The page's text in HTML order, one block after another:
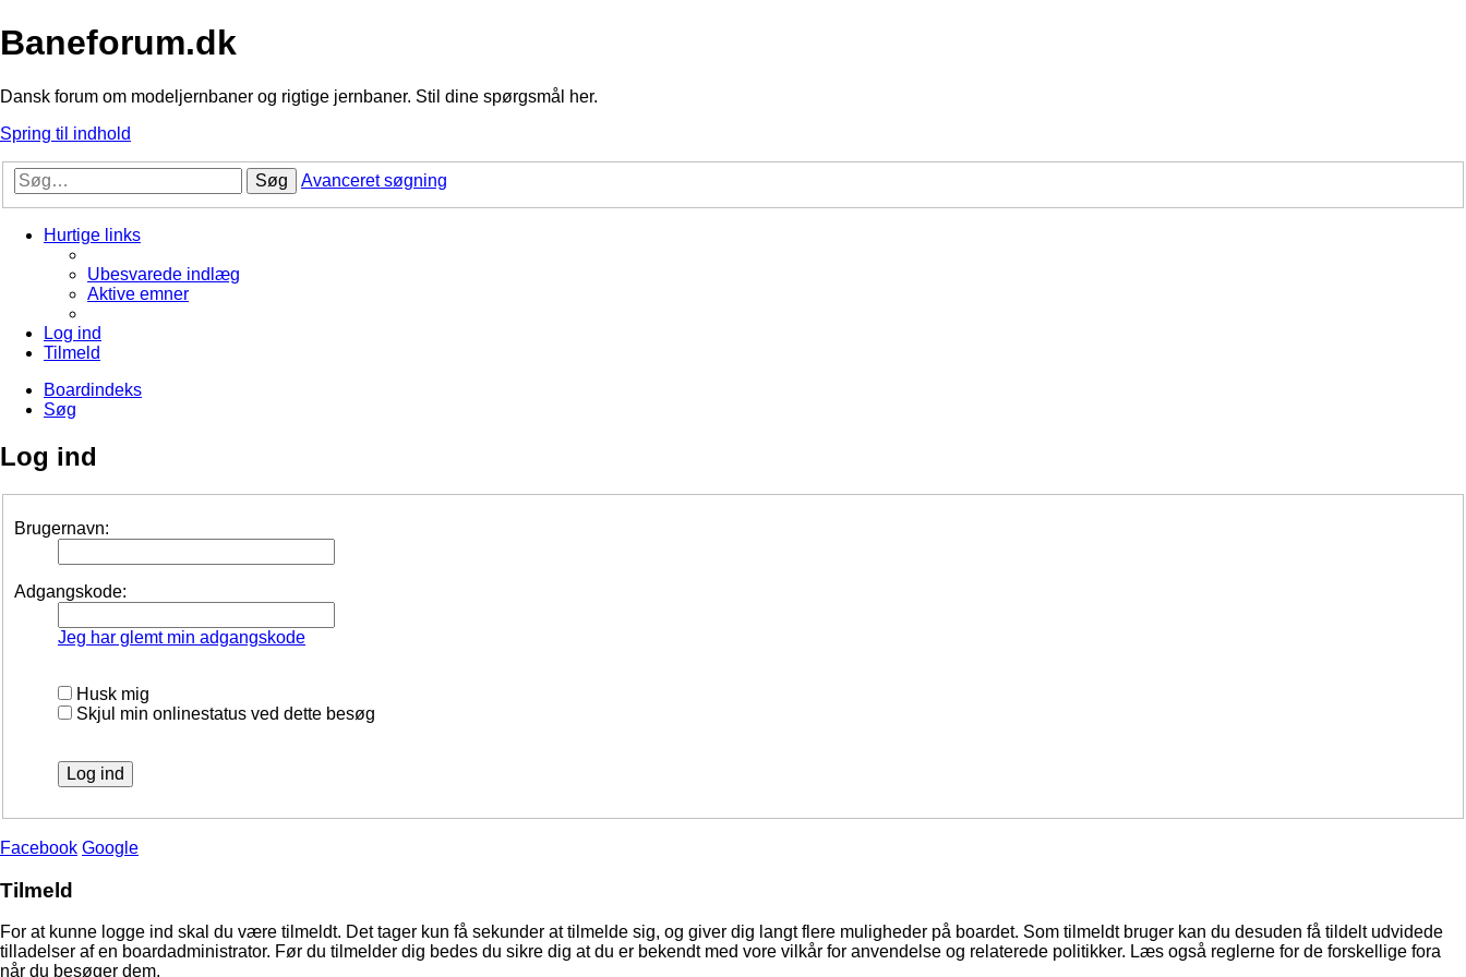
Baneforum.dk
Dansk forum om modeljernbaner og rigtige jernbaner. Stil dine spørgsmål her.
Spring til indhold
Søg Avanceret søgning
Hurtige links
Ubesvarede indlæg
Aktive emner
Log ind
Tilmeld
Boardindeks
Søg
Log ind
Brugernavn:
Adgangskode:
Jeg har glemt min adgangskode
Husk mig
Skjul min onlinestatus ved dette besøg
Facebook Google
Tilmeld
For at kunne logge ind skal du være tilmeldt. Det tager kun få sekunder at tilmelde sig, og giver dig langt flere muligheder på boardet. Som tilmeldt bruger kan du desuden få tildelt udvidede
tilladelser af en boardadministrator. Før du tilmelder dig bedes du sikre dig at du er bekendt med vore vilkår for anvendelse og relaterede politikker. Læs også reglerne for de forskellige fora
når du besøger dem.